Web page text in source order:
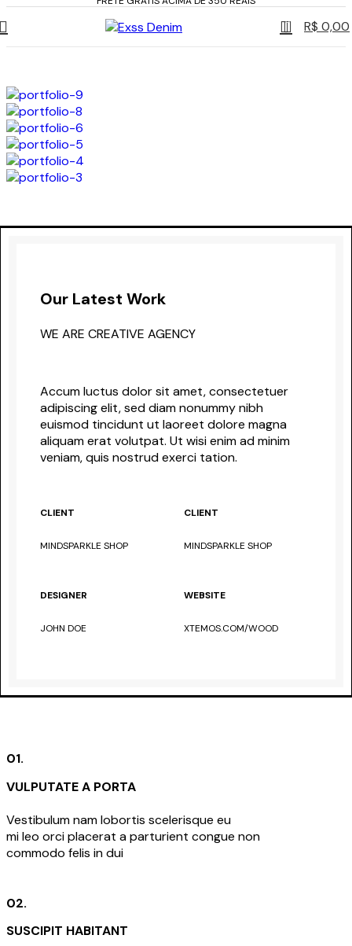
0 R$ 0,00
Our Latest Work
WE ARE CREATIVE AGENCY
Accum luctus dolor sit amet, consectetuer
adipiscing elit, sed diam nonummy nibh
euismod tincidunt ut laoreet dolore magna
aliquam erat volutpat. Ut wisi enim ad minim
veniam, quis nostrud exerci tation.
CLIENT
MINDSPARKLE SHOP
CLIENT
MINDSPARKLE SHOP
DESIGNER
JOHN DOE
WEBSITE
XTEMOS.COM/WOOD
01.
VULPUTATE A PORTA
Vestibulum nam lobortis scelerisque eu
mi leo orci placerat a parturient congue non
commodo felis in dui
02.
SUSCIPIT HABITANT